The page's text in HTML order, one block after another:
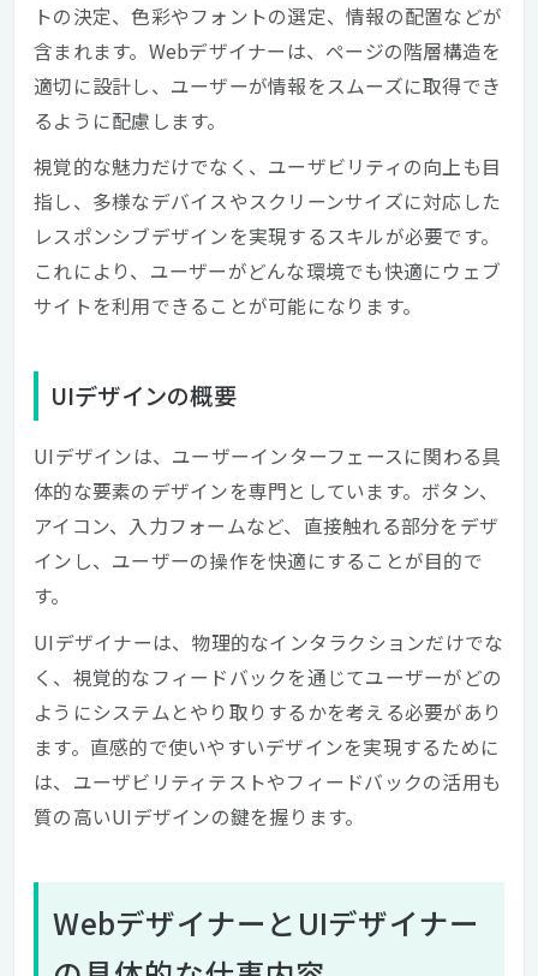
トの決定、色彩やフォントの選定、情報の配置などが
含まれます。Webデザイナーは、ページの階層構造を
適切に設計し、ユーザーが情報をスムーズに取得でき
るように配慮します。
視覚的な魅力だけでなく、ユーザビリティの向上も目
指し、多様なデバイスやスクリーンサイズに対応した
レスポンシブデザインを実現するスキルが必要です。
これにより、ユーザーがどんな環境でも快適にウェブ
サイトを利用できることが可能になります。
UIデザインの概要
UIデザインは、ユーザーインターフェースに関わる具
体的な要素のデザインを専門としています。ボタン、
アイコン、入力フォームなど、直接触れる部分をデザ
インし、ユーザーの操作を快適にすることが目的で
す。
UIデザイナーは、物理的なインタラクションだけでな
く、視覚的なフィードバックを通じてユーザーがどの
ようにシステムとやり取りするかを考える必要があり
ます。直感的で使いやすいデザインを実現するために
は、ユーザビリティテストやフィードバックの活用も
質の高いUIデザインの鍵を握ります。
WebデザイナーとUIデザイナー